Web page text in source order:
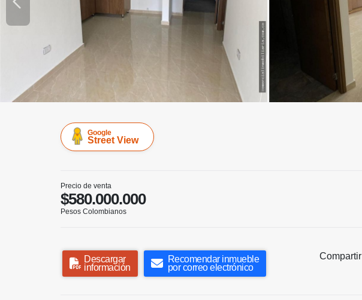
Google
Street View
Precio de venta
$580.000.000
Pesos Colombianos
Descargar
información
Recomendar inmueble
por correo electrónico
Compartir